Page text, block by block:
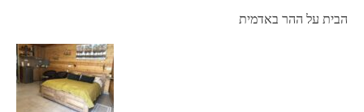
הבית על ההר באדמית